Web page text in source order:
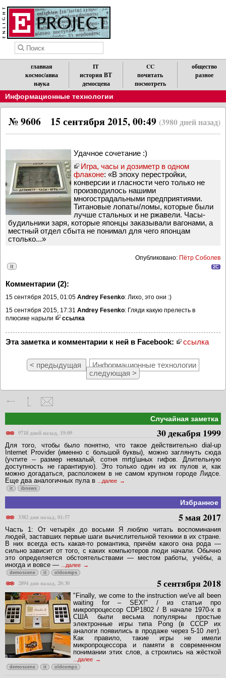
главная
космос/авиа
наука
IT
история ВТ
демосцена
CC
почитать
посмотреть
общество
разное
Информационные технологии
15 сентября 2015, 00:49 (3980 дней назад)
№ 9606
Удачное сочетание :)
Игра, часы и дозиметр в одном
флаконе: «В эпоху перестройки,
конверсии и гласности чего только не
производилось нашими
многострадальными предприятиями.
Титановые лопаты/ломы, которые были
лучше стальных и не ржавели. Часы-
будильники заря, которые японцы заказывали вагонами, а
местный отдел сбыта не понимал для чего японцам
столько...»
Опубликовано: Пётр Соболев
it 2C
Комментарии (2):
15 сентября 2015, 01:05 Andrey Fesenko: Лихо, это они :)
15 сентября 2015, 17:31 Andrey Fesenko: Гляди какую прелесть в
плюсике нарыли
ссылка
Эта заметка и комментарии к ней в Facebook: ссылка
< предыдущая
Информационные технологии
следующая >
Случайная заметка
9718 дней назад, 19:09
30 декабря 1999
Для того, чтобы было понятно, что такое действительно dial-up
Internet Provider (именно с большой буквы), можно заглянуть сюда
(учтите -- размер немалый, сотня mrtg'шных гифов. Длительную
доступность не гарантирую). Это только один из их пулов и, как
можно догадаться, расположем в не самом крупном городе Лидсе.
Еще два аналогичных пула в
...далее
it ibnews
Избранное
3382 дня назад, 01:57
5 мая 2017
Часть 1: От четырёх до восьми Я люблю читать воспоминания
людей, заставших первые шаги вычислительной техники в их стране.
В них всегда есть какая-то романтика, причём какого она рода —
сильно зависит от того, с каких компьютеров люди начали. Обычно
это определяется обстоятельствами — местом работы, учёбы, а
иногда и вовсе —
...далее
demoscene it oldcomps
2894 дня назад, 20:30 5 сентября 2018
"Finally, we come to the instruction we've all been
waiting for – SEX!" / из статьи про
микропроцессор CDP1802 / В начале 1970-х в
США были весьма популярны простые
электронные игры типа Pong (в СССР их
аналоги появились в продаже через 5-10 лет).
Как правило, такие игры не имели
микропроцессора и памяти в современном
понимании этих слов, а строились на жёсткой
...далее
demoscene it oldcomps